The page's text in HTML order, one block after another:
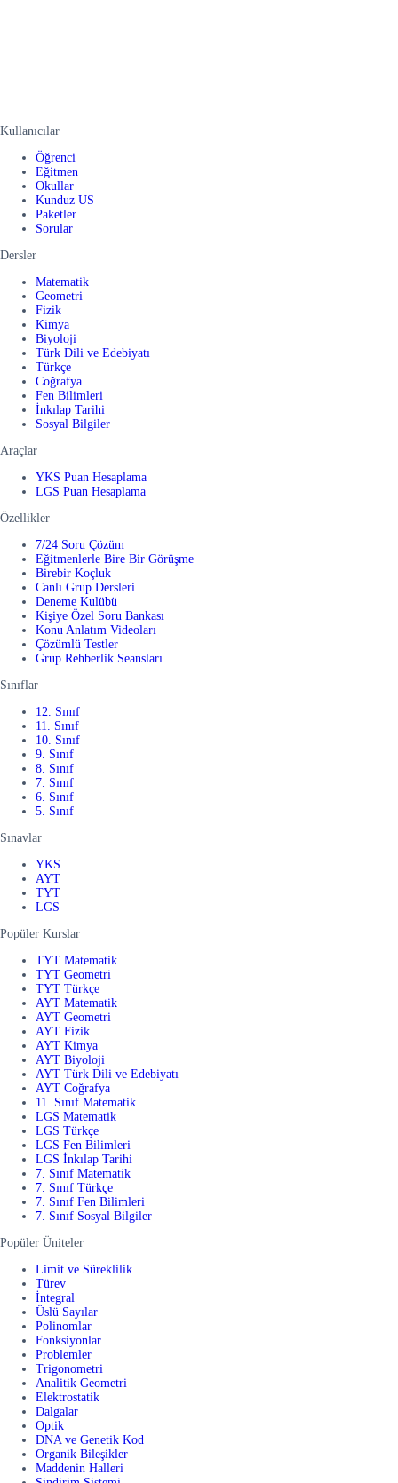
Kullanıcılar
Öğrenci
Eğitmen
Okullar
Kunduz US
Paketler
Sorular
Dersler
Matematik
Geometri
Fizik
Kimya
Biyoloji
Türk Dili ve Edebiyatı
Türkçe
Coğrafya
Fen Bilimleri
İnkılap Tarihi
Sosyal Bilgiler
Araçlar
YKS Puan Hesaplama
LGS Puan Hesaplama
Özellikler
7/24 Soru Çözüm
Eğitmenlerle Bire Bir Görüşme
Birebir Koçluk
Canlı Grup Dersleri
Deneme Kulübü
Kişiye Özel Soru Bankası
Konu Anlatım Videoları
Çözümlü Testler
Grup Rehberlik Seansları
Sınıflar
12. Sınıf
11. Sınıf
10. Sınıf
9. Sınıf
8. Sınıf
7. Sınıf
6. Sınıf
5. Sınıf
Sınavlar
YKS
AYT
TYT
LGS
Popüler Kurslar
TYT Matematik
TYT Geometri
TYT Türkçe
AYT Matematik
AYT Geometri
AYT Fizik
AYT Kimya
AYT Biyoloji
AYT Türk Dili ve Edebiyatı
AYT Coğrafya
11. Sınıf Matematik
LGS Matematik
LGS Türkçe
LGS Fen Bilimleri
LGS İnkılap Tarihi
7. Sınıf Matematik
7. Sınıf Türkçe
7. Sınıf Fen Bilimleri
7. Sınıf Sosyal Bilgiler
Popüler Üniteler
Limit ve Süreklilik
Türev
İntegral
Üslü Sayılar
Polinomlar
Fonksiyonlar
Problemler
Trigonometri
Analitik Geometri
Elektrostatik
Dalgalar
Optik
DNA ve Genetik Kod
Organik Bileşikler
Maddenin Halleri